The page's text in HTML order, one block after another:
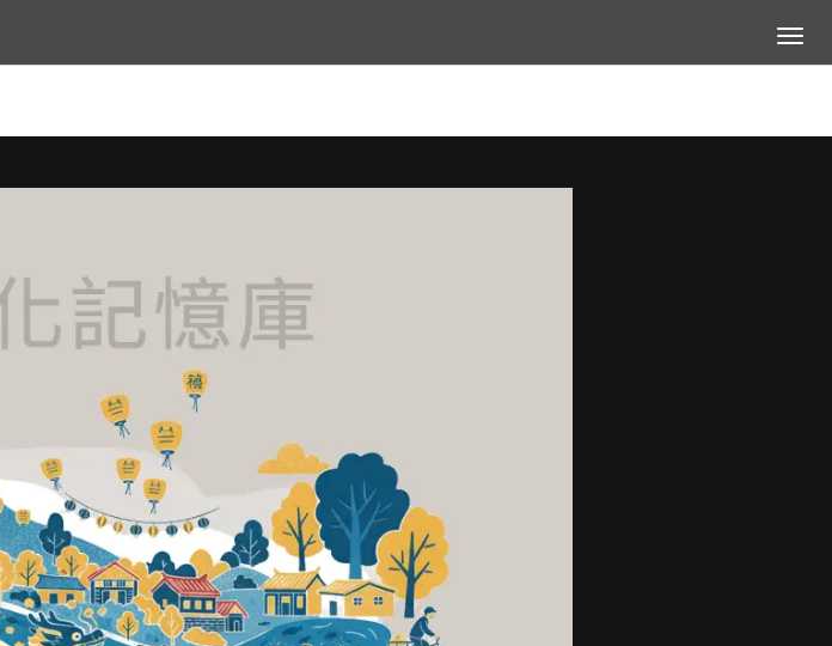
展開選